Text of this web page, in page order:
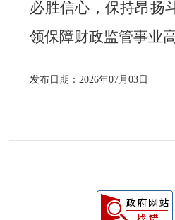
必胜信心，保持昂扬
领保障财政监管事业
发布日期：2026年07月03日